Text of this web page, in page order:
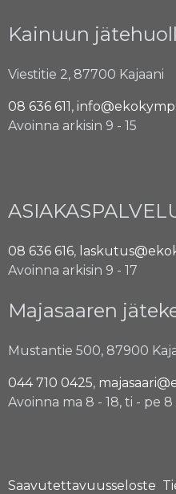
Kainuun
Viestitie 2, 87700 Kajaani
08 636 611,
Avoinna arkisin 9 - 15
08 636 616,
Avoinna arkisin 9 - 17
Majasaaren
Mustantie 500, 87900
044 710 0425,
Avoinna ma 8 - 18, ti - pe 8
Saavutettavuusseloste